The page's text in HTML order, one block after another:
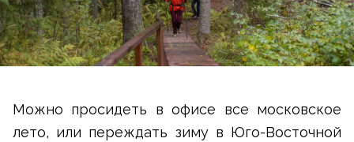
Можно просидеть в офисе все московское
лето, или переждать зиму в Юго-Восточной